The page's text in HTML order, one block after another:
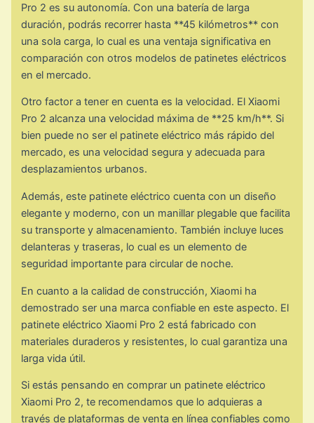
Pro 2 es su autonomía. Con una batería de larga
duración, podrás recorrer hasta **45 kilómetros** con
una sola carga, lo cual es una ventaja significativa en
comparación con otros modelos de patinetes eléctricos
en el mercado.
Otro factor a tener en cuenta es la velocidad. El Xiaomi
Pro 2 alcanza una velocidad máxima de **25 km/h**. Si
bien puede no ser el patinete eléctrico más rápido del
mercado, es una velocidad segura y adecuada para
desplazamientos urbanos.
Además, este patinete eléctrico cuenta con un diseño
elegante y moderno, con un manillar plegable que facilita
su transporte y almacenamiento. También incluye luces
delanteras y traseras, lo cual es un elemento de
seguridad importante para circular de noche.
En cuanto a la calidad de construcción, Xiaomi ha
demostrado ser una marca confiable en este aspecto. El
patinete eléctrico Xiaomi Pro 2 está fabricado con
materiales duraderos y resistentes, lo cual garantiza una
larga vida útil.
Si estás pensando en comprar un patinete eléctrico
Xiaomi Pro 2, te recomendamos que lo adquieras a
través de plataformas de venta en línea confiables como